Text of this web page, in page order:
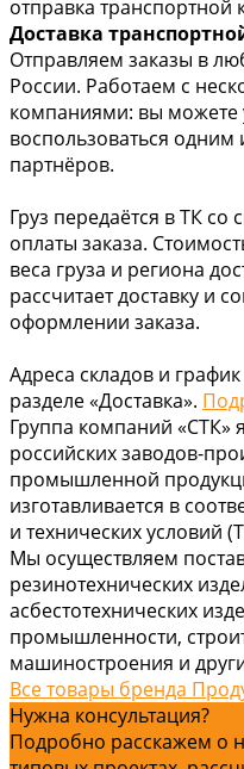
отправка транспортной
Доставка
Отправляем заказы в
России. Работаем с
компаниями: вы можете
воспользоваться
партнёров.
Груз передаётся в ТК
оплаты заказа.
веса груза и региона
рассчитает доставку и
оформлении заказа.
Адреса складов и
разделе «Доставка».
Группа компаний «СТК»
российских заводов-
промышленной
изготавливается в
и технических условий
Мы осуществляем
резинотехнических
асбестотехнических
промышленности,
машиностроения и
Все товары бренда
Нужна консультация?
Подробно расскажем о